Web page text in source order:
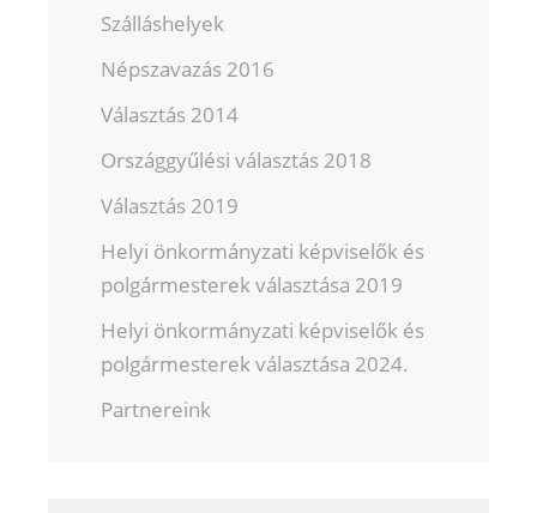
Szálláshelyek
Népszavazás 2016
Választás 2014
Országgyűlési választás 2018
Választás 2019
Helyi önkormányzati képviselők és
polgármesterek választása 2019
Helyi önkormányzati képviselők és
polgármesterek választása 2024.
Partnereink